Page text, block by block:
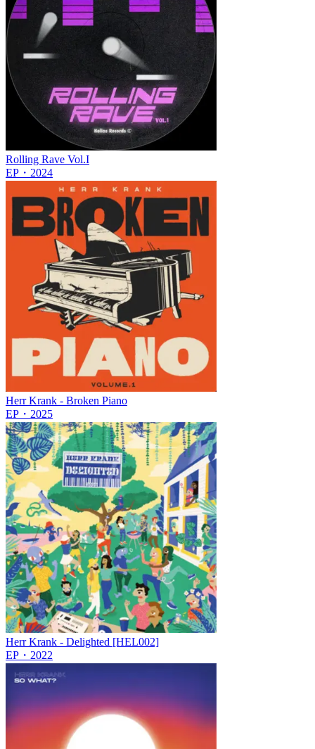
Rolling Rave Vol.I
EP ・ 2024
Herr Krank - Broken Piano
EP ・ 2025
Herr Krank - Delighted [HEL002]
EP ・ 2022